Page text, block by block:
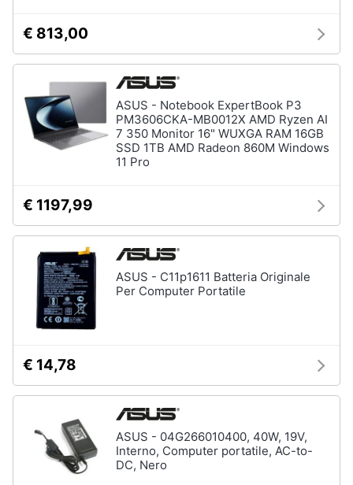
€ 813,00
ASUS - Notebook ExpertBook P3
PM3606CKA-MB0012X AMD Ryzen AI
7 350 Monitor 16" WUXGA RAM 16GB
SSD 1TB AMD Radeon 860M Windows
11 Pro
€ 1197,99
ASUS - C11p1611 Batteria Originale
Per Computer Portatile
€ 14,78
ASUS - 04G266010400, 40W, 19V,
Interno, Computer portatile, AC-to-
DC, Nero